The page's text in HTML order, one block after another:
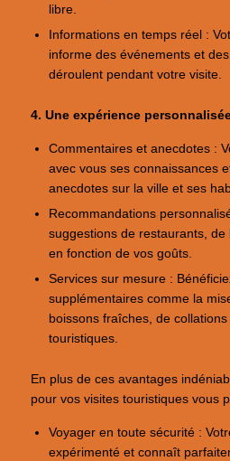
libre.
Informations en temps réel :
informe des événements et
déroulent pendant votre visite.
4. Une expérience
Commentaires et anecdotes :
avec vous ses connaissances
anecdotes sur la ville et ses
Recommandations
suggestions de restaurants, de
en fonction de vos goûts.
Services sur mesure :
supplémentaires comme la
boissons fraîches, de
touristiques.
En plus de ces avantages
pour vos visites touristiques vous
Voyager en toute sécurité :
expérimenté et connaît